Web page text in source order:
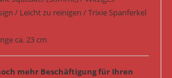
/ Leicht zu reinigen / Trixie Spanferkel
ca. 23 cm
mehr Beschäftigung für Ihren